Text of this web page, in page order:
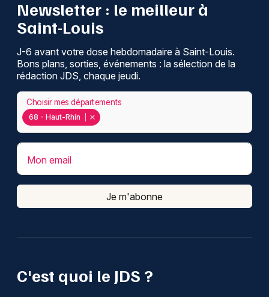
Spectacles
Concerts
Sports
Soirées
Sorties famille
Recherche globale dans le Grand Est
Montpellier
Nantes
Nice
Paris
Strasbourg
Toulouse
C'est quoi le JDS ?
Newsletter : le meilleur à
Saint-Louis
J-6 avant votre dose hebdomadaire à Saint-Louis.
Bons plans, sorties, événements : la sélection de la
rédaction JDS, chaque jeudi.
68 - Haut-Rhin
Choisir mes départements
Mon email
Je m'abonne